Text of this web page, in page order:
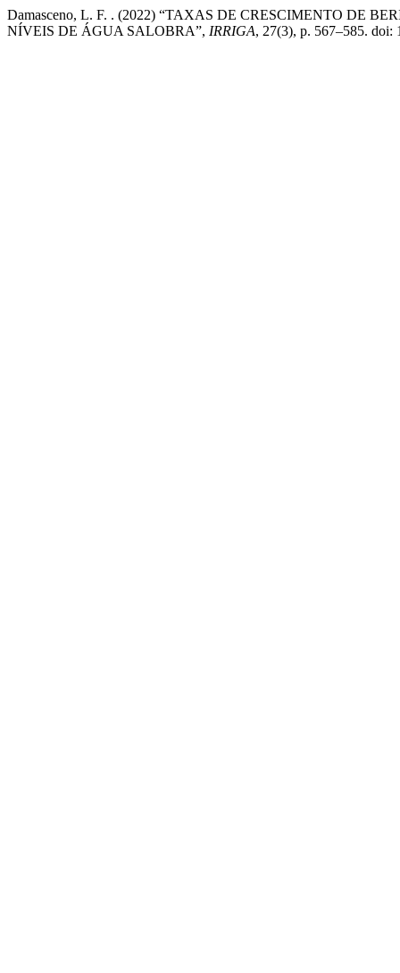
Damasceno, L. F. . (2022) “TAXAS DE CRESCIMENTO DE
NÍVEIS DE ÁGUA SALOBRA”, IRRIGA, 27(3), p. 567–585. doi: